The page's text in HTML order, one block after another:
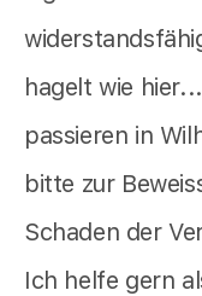
hagelt wie
passieren in
bitte zur
Schaden der
Ich helfe gern